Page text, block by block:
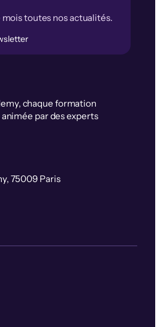
mois toutes nos actualités.
chaque formation
par des experts
75009 Paris